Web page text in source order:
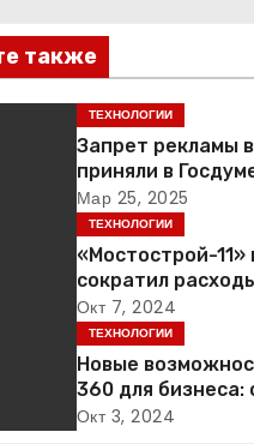
также
ТЕХНОЛОГИИ
Запрет рекламы
приняли в
Мар 25, 2025
ТЕХНОЛОГИИ
«Мостострой-11»
сократил
сервисы
на Яндекс 360
Окт 7, 2024
ТЕХНОЛОГИИ
Новые
360 для бизнеса:
функции продукта
Окт 3, 2024